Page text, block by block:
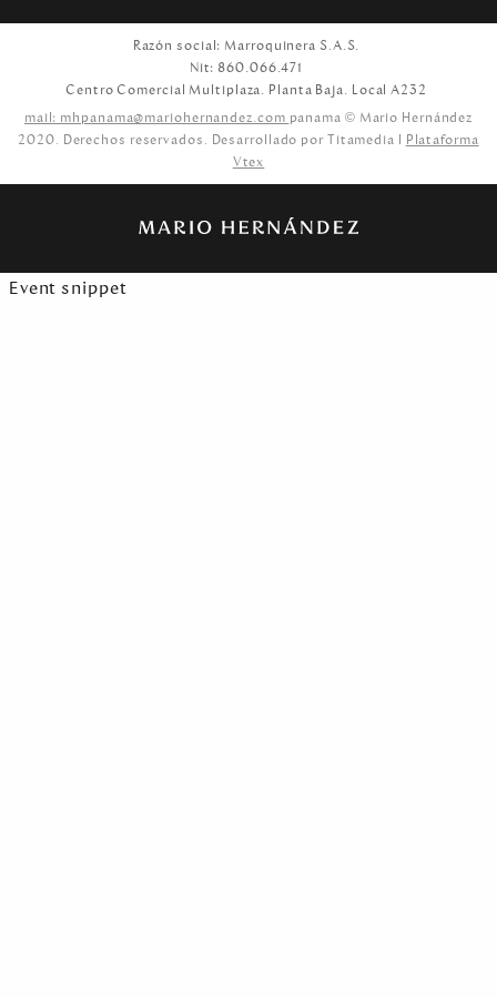
Razón social: Marroquinera S.A.S.
Nit: 860.066.471
Centro Comercial Multiplaza. Planta Baja. Local A232
mail: mhpanama@mariohernandez.com panama © Mario Hernández
2020. Derechos reservados. Desarrollado por Titamedia l Plataforma
Vtex
Event snippet